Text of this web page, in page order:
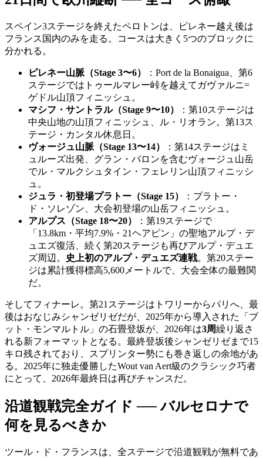
スペイン3ステージを終えたペロトンは、ピレネー越え後は
フランス国内のみを走る。コースは大きく5つのブロックに
分かれる。
ピレネー山脈（Stage 3〜6）
：Port de la Bonaigua、第6
ステージではトゥールマレー峠を越えてガヴァルニ=
ゲドル山頂フィニッシュ。
マシフ・サントラル（Stage 9〜10）
：第10ステージは
中央山地の山頂フィニッシュ、ル・リオラン。第13ス
テージ・カンタル休息日。
ヴォージュ山脈（Stage 13〜14）
：第14ステージはミ
ュルーズ出発、グラン・バロンを含むヴォージュ山岳
でル・マルクシュタイン・フェレリン山頂フィニッシ
ュ。
ジュラ・初登場プラトー（Stage 15）
：プラトー・
ド・ソレゾン、大会初登場の山岳フィニッシュ。
アルプス（Stage 18〜20）
：第19ステージで
「13.8km・平均7.9%・21ヘアピン」の聖地アルプ・デ
ュエズ復活、続く第20ステージも再びアルプ・デュエ
ズ周辺。
史上初のアルプ・デュエズ連戦。第20ステー
ジは累計獲得標高5,600メートルで、大会全体の最難関
だ。
そしてフィナーレ。第21ステージはトワリーからパリへ、最
後はおなじみシャンゼリゼだが、2025年から導入された「ブ
ット・モンマルトル」の石畳登坂が、2026年は3周繰り返さ
れる新フォーマットとなる。最終登坂後シャンゼリゼまで15
キロ残されており、スプリンター勢にも巻き返しの余地があ
る。2025年に独走優勝したWout van Aert級のクラシック巧者
にとって、2026年最終日は再びチャンスだ。
沿道観戦完全ガイド ── バルセロナで
何を見るべきか
ツール・ド・フランスは、全ステージで沿道観戦が無料であ